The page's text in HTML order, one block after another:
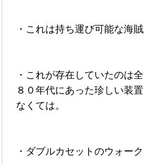
・これは持ち運び可能な海
・これが存在していたのは
８０年代にあった珍しい装
なくては。
・ダブルカセットのウォー